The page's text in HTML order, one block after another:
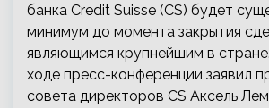
банка Credit Suisse (CS) будет
минимум до момента закрытия
являющимся крупнейшим в
ходе пресс-конференции заявил
совета директоров CS Аксель